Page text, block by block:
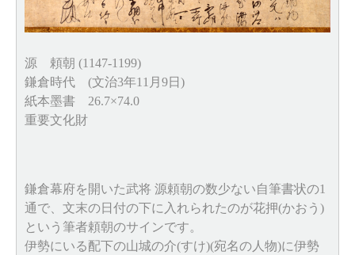
源 頼朝 (1147-1199)
鎌倉時代 (文治3年11月9日)
紙本墨書 26.7×74.0
重要文化財
鎌倉幕府を開いた武将 源頼朝の数少ない自筆書状の1
通で、文末の日付の下に入れられたのが花押(かおう)
という筆者頼朝のサインです。
伊勢にいる配下の山城の介(すけ)(宛名の人物)に伊勢